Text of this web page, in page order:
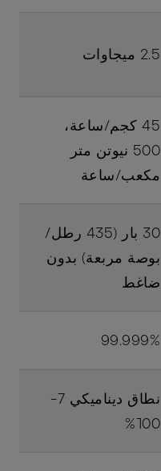
2.5 ميجاوات
45 كجم/ساعة،
500 نيوتن متر
مكعب/ساعة
30 بار (435 رطل/
بوصة مربعة) بدون
ضاغط
99.999%
نطاق ديناميكي 7-
100%